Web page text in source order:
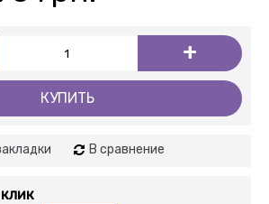
+
КУПИТЬ
В сравнение